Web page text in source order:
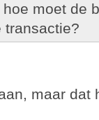
moet de
transactie?
maar dat